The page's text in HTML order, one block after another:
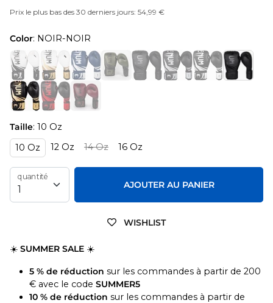
Prix le plus bas des 30 derniers jours: 54,99 €
Color: NOIR-NOIR
Taille: 10 Oz
10 Oz
12 Oz 14 Oz 16 Oz
quantité
AJOUTER AU PANIER
WISHLIST
☀️ SUMMER SALE ☀️
5 % de réduction sur les commandes à partir de 200
€ avec le code SUMMER5
10 % de réduction sur les commandes à partir de